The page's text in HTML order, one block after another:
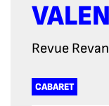
Revue
CABARET